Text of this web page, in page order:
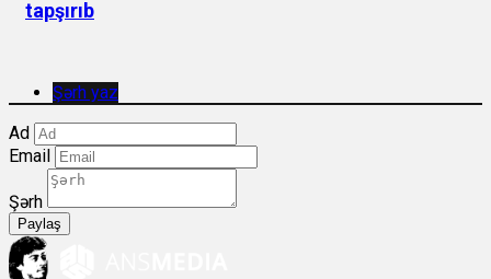
tapşırıb
Şərh yaz
Ad
Email
Şərh
Paylaş